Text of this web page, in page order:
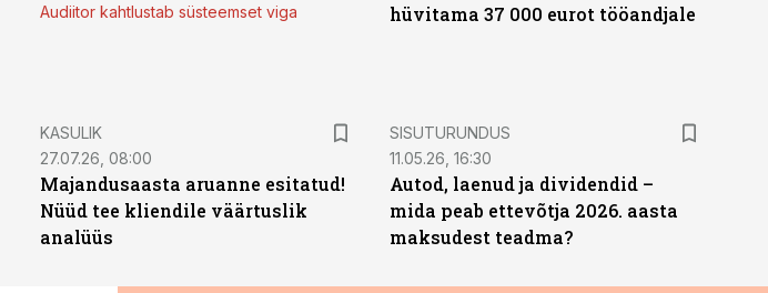
Audiitor kahtlustab süsteemset viga
hüvitama 37 000 eurot tööandjale
KASULIK
27.07.26, 08:00
Majandusaasta aruanne esitatud!
Nüüd tee kliendile väärtuslik
analüüs
ST
SISUTURUNDUS
11.05.26, 16:30
Autod, laenud ja dividendid –
mida peab ettevõtja 2026. aasta
maksudest teadma?